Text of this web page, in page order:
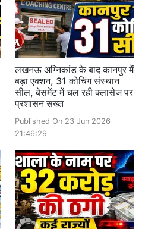
लखनऊ अग्निकांड के बाद कानपुर में
बड़ा एक्शन, 31 कोचिंग संस्थान
सील, बेसमेंट में चल रही क्लासेज पर
प्रशासन सख्त
Published On 23 Jun 2026
21:46:29